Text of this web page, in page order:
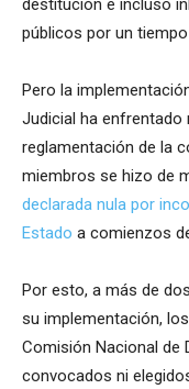
destitución e incluso
públicos por un
Pero la
Judicial ha enfrentado
reglamentación de la
miembros se hizo de
declarada nula por
Estado a comienzos
Por esto, a más de
su implementación,
Comisión Nacional de
convocados ni